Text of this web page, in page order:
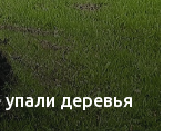
деревья